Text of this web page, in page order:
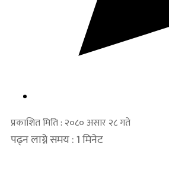
प्रकाशित मिति : २०८० असार २८ गते
पढ्न लाग्ने समय : 1 मिनेट